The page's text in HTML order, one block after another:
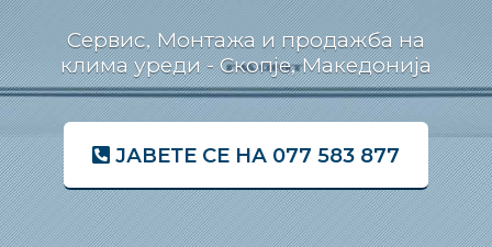
Сервис, Монтажа и продажба на
клима уреди - Скопје, Македонија
ЈАВЕТЕ СЕ НА 077 583 877